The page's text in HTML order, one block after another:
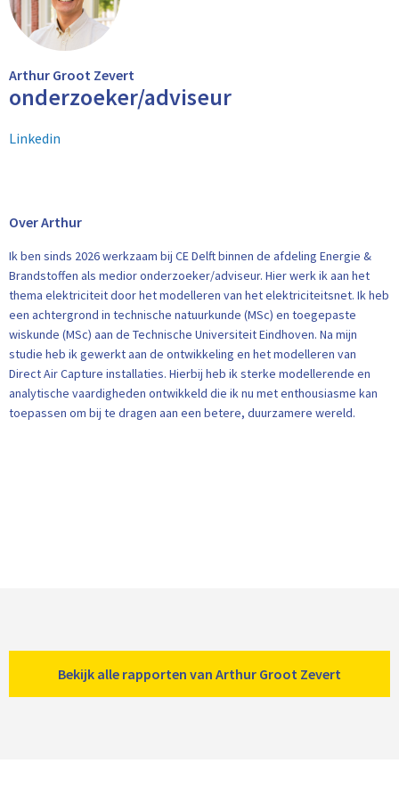
Arthur Groot Zevert
onderzoeker/adviseur
Linkedin
Over Arthur
Ik ben sinds 2026 werkzaam bij CE Delft binnen de afdeling Energie &
Brandstoffen als medior onderzoeker/adviseur. Hier werk ik aan het
thema elektriciteit door het modelleren van het elektriciteitsnet. Ik heb
een achtergrond in technische natuurkunde (MSc) en toegepaste
wiskunde (MSc) aan de Technische Universiteit Eindhoven. Na mijn
studie heb ik gewerkt aan de ontwikkeling en het modelleren van
Direct Air Capture installaties. Hierbij heb ik sterke modellerende en
analytische vaardigheden ontwikkeld die ik nu met enthousiasme kan
toepassen om bij te dragen aan een betere, duurzamere wereld.
Bekijk alle rapporten van Arthur Groot Zevert